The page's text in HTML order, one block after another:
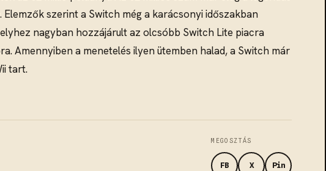
szerint a Switch még a karácsonyi időszakban
nagyban hozzájárult az olcsóbb Switch Lite piacra
Amennyiben a menetelés ilyen ütemben halad, a Switch már
tart.
MEGOSZTÁS
FB X Pin